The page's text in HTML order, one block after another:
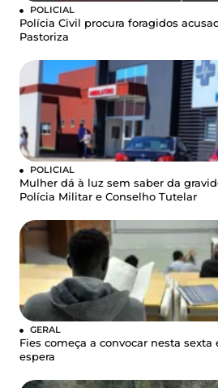
POLICIAL
Polícia Civil procura foragidos
Pastoriza
POLICIAL
Mulher dá à luz sem saber da
Polícia Militar e Conselho Tutelar
GERAL
Fies começa a convocar nesta
espera